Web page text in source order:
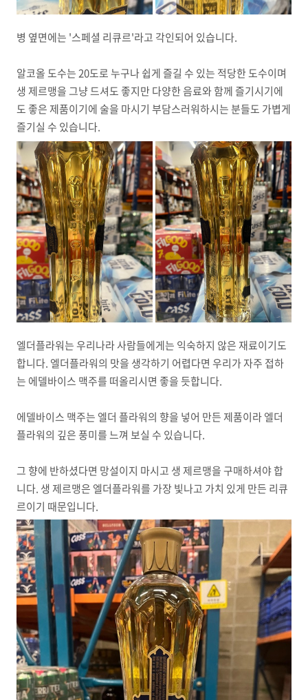
병 옆면에는 '스페셜 리큐르'라고 각인되어 있습니다.
알코올 도수는 20도로 누구나 쉽게 즐길 수 있는 적당한 도수이며
생 제르맹을 그냥 드셔도 좋지만 다양한 음료와 함께 즐기시기에
도 좋은 제품이기에 술을 마시기 부담스러워하시는 분들도 가볍게
즐기실 수 있습니다.
엘더플라워는 우리나라 사람들에게는 익숙하지 않은 재료이기도
합니다. 엘더플라워의 맛을 생각하기 어렵다면 우리가 자주 접하
는 에델바이스 맥주를 떠올리시면 좋을 듯합니다.
에델바이스 맥주는 엘더 플라워의 향을 넣어 만든 제품이라 엘더
플라워의 깊은 풍미를 느껴 보실 수 있습니다.
그 향에 반하셨다면 망설이지 마시고 생 제르맹을 구매하셔야 합
니다. 생 제르맹은 엘더플라워를 가장 빛나고 가치 있게 만든 리큐
르이기 때문입니다.